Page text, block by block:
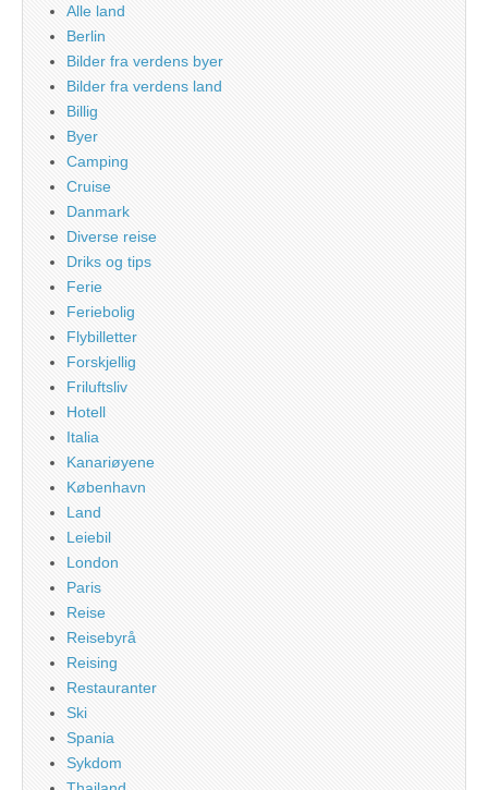
Alle land
Berlin
Bilder fra verdens byer
Bilder fra verdens land
Billig
Byer
Camping
Cruise
Danmark
Diverse reise
Driks og tips
Ferie
Feriebolig
Flybilletter
Forskjellig
Friluftsliv
Hotell
Italia
Kanariøyene
København
Land
Leiebil
London
Paris
Reise
Reisebyrå
Reising
Restauranter
Ski
Spania
Sykdom